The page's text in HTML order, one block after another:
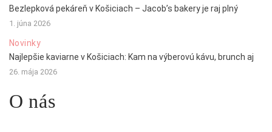
Bezlepková pekáreň v Košiciach – Jacob’s bakery je raj plný
1. júna 2026
Novinky
Najlepšie kaviarne v Košiciach: Kam na výberovú kávu, brunch aj
26. mája 2026
O nás